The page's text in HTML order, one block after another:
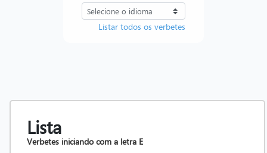
Listar todos os verbetes
Lista
Verbetes iniciando com a letra E